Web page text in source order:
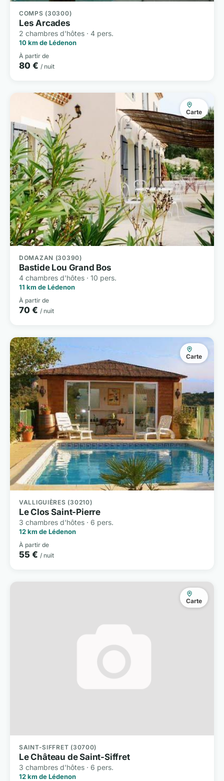
COMPS (30300)
Les Arcades
2 chambres d'hôtes · 4 pers.
10 km de Lédenon
À partir de
80 € / nuit
Carte
DOMAZAN (30390)
Bastide Lou Grand Bos
4 chambres d'hôtes · 10 pers.
11 km de Lédenon
À partir de
70 € / nuit
Carte
VALLIGUIÈRES (30210)
Le Clos Saint-Pierre
3 chambres d'hôtes · 6 pers.
12 km de Lédenon
À partir de
55 € / nuit
Carte
SAINT-SIFFRET (30700)
Le Château de Saint-Siffret
3 chambres d'hôtes · 6 pers.
12 km de Lédenon